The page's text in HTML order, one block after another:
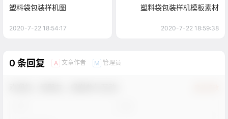
塑料袋包装样机图
2020-7-22 18:54:17
塑料袋包装样机模板素材
2020-7-22 18:59:38
0 条回复 A 文章作者 M 管理员